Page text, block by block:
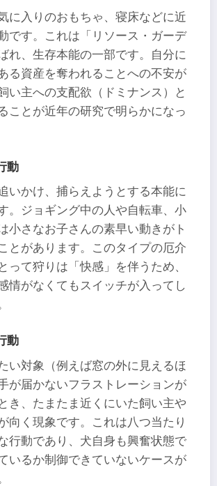
に入りのおもちゃ、寝床などに近
です。これは「リソース・ガーデ
れ、生存本能の一部です。自分に
る資産を奪われることへの不安が
い主への支配欲（ドミナンス）と
ことが近年の研究で明らかになっ
動
いかけ、捕らえようとする本能に
。ジョギング中の人や自転車、小
小さなお子さんの素早い動きがト
とがあります。このタイプの厄介
って狩りは「快感」を伴うため、
情がなくてもスイッチが入ってし
動
い対象（例えば窓の外に見えるほ
が届かないフラストレーションが
き、たまたま近くにいた飼い主や
向く現象です。これは八つ当たり
行動であり、犬自身も興奮状態で
いるか制御できていないケースが